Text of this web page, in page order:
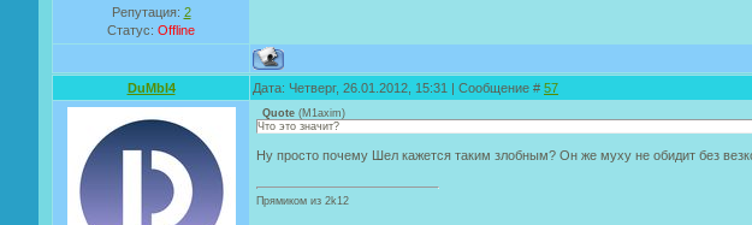
Репутация: 2
Статус: Offline
DuMbI4 Дата: Четверг, 26.01.2012, 15:31 | Сообщение # 57
Quote (M1axim)
Что это значит?
Ну просто почему Шел кажется таким злобным? Он же муху не обидит без
Прямиком из 2k12